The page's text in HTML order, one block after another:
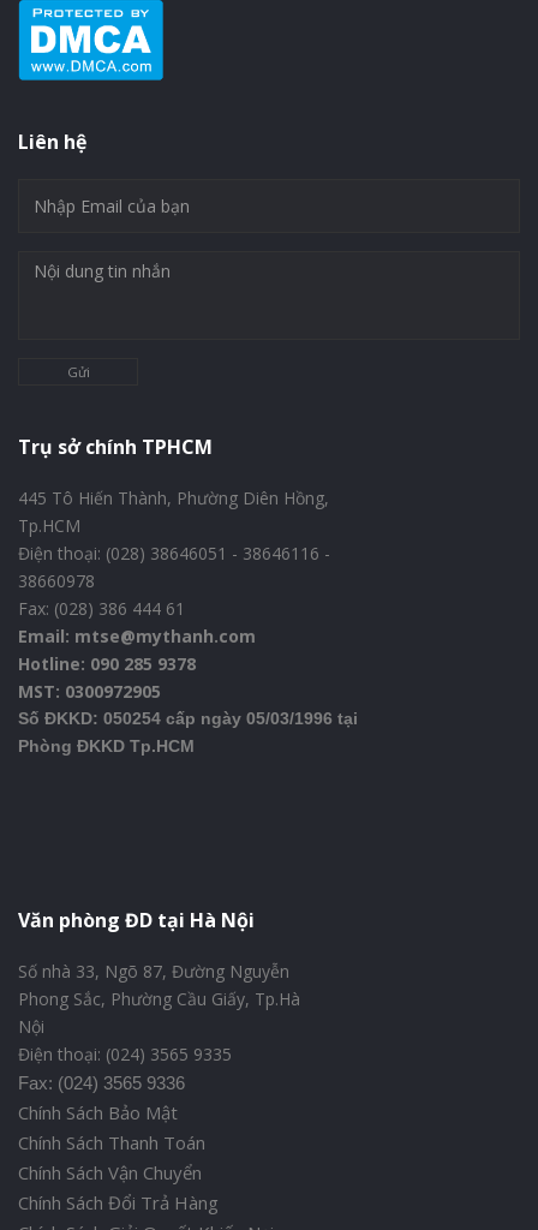
Liên hệ
Gửi
Trụ sở chính TPHCM
445 Tô Hiến Thành, Phường Diên Hồng,
Tp.HCM
Điện thoại: (028) 38646051 - 38646116 -
38660978
Fax: (028) 386 444 61
Email: mtse@mythanh.com
Hotline: 090 285 9378
MST: 0300972905
Số ĐKKD: 050254 cấp ngày 05/03/1996 tại
Phòng ĐKKD Tp.HCM
Văn phòng ĐD tại Hà Nội
Số nhà 33, Ngõ 87, Đường Nguyễn
Phong Sắc, Phường Cầu Giấy, Tp.Hà
Nội
Điện thoại: (024) 3565 9335
Fax: (024) 3565 9336
Chính Sách Bảo Mật
Chính Sách Thanh Toán
Chính Sách Vận Chuyển
Chính Sách Đổi Trả Hàng